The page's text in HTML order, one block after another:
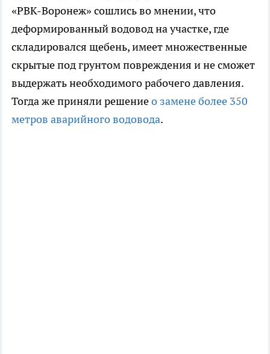
«РВК-Воронеж» сошлись во мнении, что
деформированный водовод на участке, где
складировался щебень, имеет множественные
скрытые под грунтом повреждения и не сможет
выдержать необходимого рабочего давления.
Тогда же приняли решениео замене более 350
метров аварийного водовода.